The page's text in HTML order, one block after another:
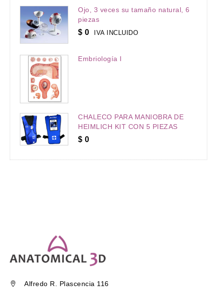
Ojo, 3 veces su tamaño natural, 6
piezas
$ 0 IVA INCLUIDO
Embriología I
CHALECO PARA MANIOBRA DE
HEIMLICH KIT CON 5 PIEZAS
$ 0
Alfredo R. Plascencia 116